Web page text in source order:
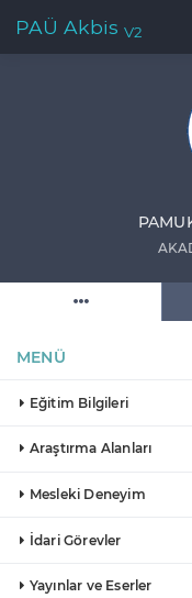
PAÜ Akbis V2
MENÜ
Eğitim Bilgileri
Araştırma Alanları
Mesleki Deneyim
İdari Görevler
Yayınlar ve Eserler